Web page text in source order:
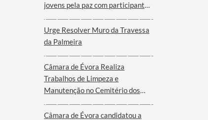
jovens pela paz com participantes
Urge Resolver Muro da Travessa
da Palmeira
Câmara de Évora Realiza
Trabalhos de Limpeza e
Manutenção no Cemitério dos
Câmara de Évora candidatou a